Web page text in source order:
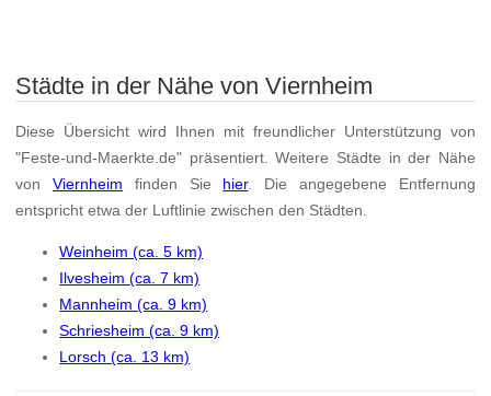
Städte in der Nähe von Viernheim
Diese Übersicht wird Ihnen mit freundlicher Unterstützung von
"Feste-und-Maerkte.de" präsentiert. Weitere Städte in der Nähe
vonViernheim finden Sie hier. Die angegebene Entfernung
entspricht etwa der Luftlinie zwischen den Städten.
Weinheim (ca. 5 km)
Ilvesheim (ca. 7 km)
Mannheim (ca. 9 km)
Schriesheim (ca. 9 km)
Lorsch (ca. 13 km)